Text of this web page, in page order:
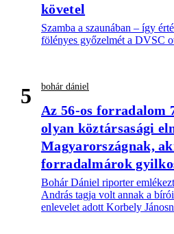
követel
Szamba a szaunában – így
fölényes győzelmét a DVSC
5 bohár dániel
Az 56-os forradalom
olyan köztársasági
Magyarországnak,
forradalmárok
Bohár Dániel riporter
András tagja volt annak a
enlevelet adott Korbely